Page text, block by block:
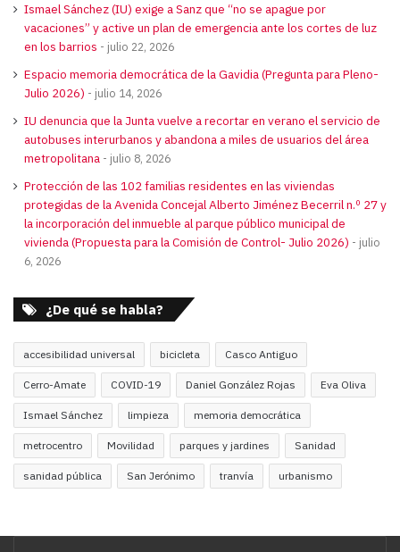
Ismael Sánchez (IU) exige a Sanz que “no se apague por
vacaciones” y active un plan de emergencia ante los cortes de luz
en los barrios
julio 22, 2026
Espacio memoria democrática de la Gavidia (Pregunta para Pleno-
Julio 2026)
julio 14, 2026
IU denuncia que la Junta vuelve a recortar en verano el servicio de
autobuses interurbanos y abandona a miles de usuarios del área
metropolitana
julio 8, 2026
Protección de las 102 familias residentes en las viviendas
protegidas de la Avenida Concejal Alberto Jiménez Becerril n.º 27 y
la incorporación del inmueble al parque público municipal de
vivienda (Propuesta para la Comisión de Control- Julio 2026)
julio
6, 2026
¿De qué se habla?
accesibilidad universal bicicleta Casco Antiguo
Cerro-Amate COVID-19 Daniel González Rojas Eva Oliva
Ismael Sánchez limpieza memoria democrática
metrocentro Movilidad parques y jardines Sanidad
sanidad pública San Jerónimo tranvía urbanismo